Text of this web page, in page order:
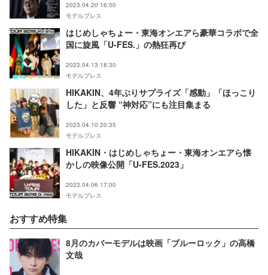
2023.04.20 16:00
モデルプレス
はじめしゃちょー・東海オンエアら豪華コラボで全
国に旋風「U-FES.」の熱狂再び
2023.04.13 18:30
モデルプレス
HIKAKIN、4年ぶりサプライズ「感動」「ほっこり
した」と反響 “神対応”にも注目集まる
2023.04.10 20:35
モデルプレス
HIKAKIN・はじめしゃちょー・東海オンエアら懐
かしの映像公開「U-FES.2023」
2023.04.06 17:00
モデルプレス
おすすめ特集
8月のカバーモデルは映画「ブルーロック」の高橋
文哉